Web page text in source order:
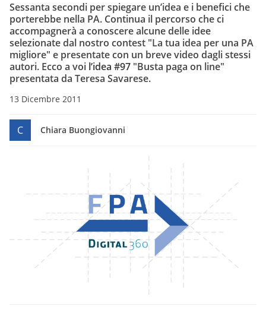
Sessanta secondi per spiegare un’idea e i benefici che
porterebbe nella PA. Continua il percorso che ci
accompagnerà a conoscere alcune delle idee
selezionate dal nostro contest "La tua idea per una PA
migliore" e presentate con un breve video dagli stessi
autori. Ecco a voi l’idea #97 "Busta paga on line"
presentata da Teresa Savarese.
13 Dicembre 2011
C Chiara Buongiovanni